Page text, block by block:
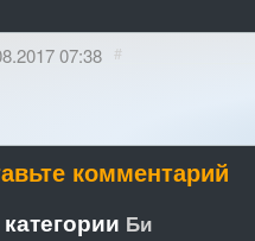
07:38 #
комментарий
Би